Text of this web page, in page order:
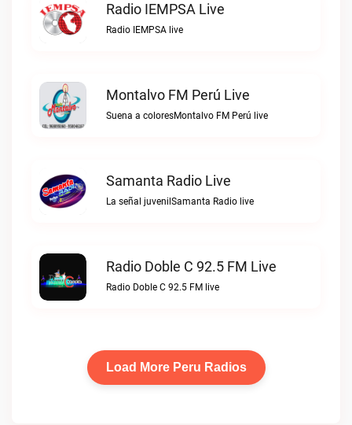
Radio IEMPSA Live
Radio IEMPSA live
Montalvo FM Perú Live
Suena a coloresMontalvo FM Perú live
Samanta Radio Live
La señal juvenilSamanta Radio live
Radio Doble C 92.5 FM Live
Radio Doble C 92.5 FM live
Load More Peru Radios